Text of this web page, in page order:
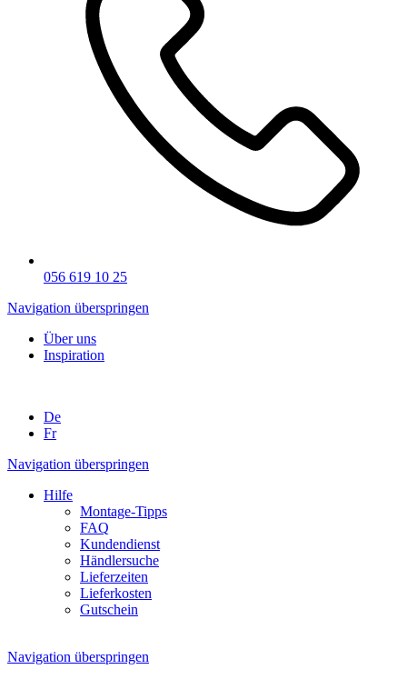
056 619 10 25
Navigation überspringen
Über uns
Inspiration
De
Fr
Navigation überspringen
Hilfe
Montage-Tipps
FAQ
Kundendienst
Händlersuche
Lieferzeiten
Lieferkosten
Gutschein
Navigation überspringen